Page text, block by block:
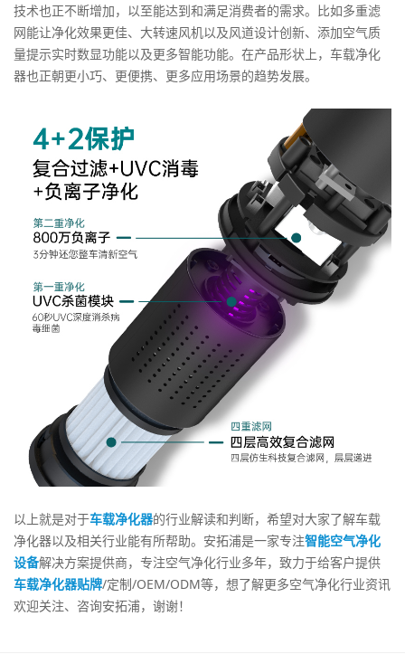
技术也正不断增加，以至能达到和满足消费者的需求。比如多重滤
网能让净化效果更佳、大转速风机以及风道设计创新、添加空气质
量提示实时数显功能以及更多智能功能。在产品形状上，车载净化
器也正朝更小巧、更便携、更多应用场景的趋势发展。
以上就是对于车载净化器的行业解读和判断，希望对大家了解车载
净化器以及相关行业能有所帮助。安拓浦是一家专注智能空气净化
设备解决方案提供商，专注空气净化行业多年，致力于给客户提供
车载净化器贴牌/定制/OEM/ODM等，想了解更多空气净化行业资讯
欢迎关注、咨询安拓浦，谢谢！